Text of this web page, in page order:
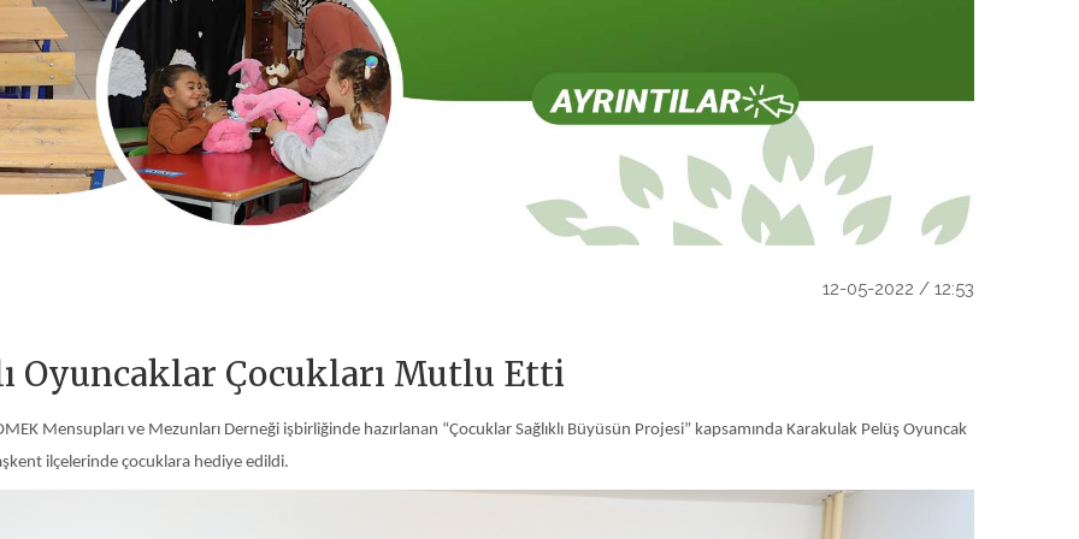
12-05-2022 / 12:53
Oyuncaklar Çocukları Mutlu Etti
Mensupları ve Mezunları Derneği işbirliğinde hazırlanan “Çocuklar Sağlıklı Büyüsün Projesi” kapsamında Karakulak Pelüş Oyuncak
ilçelerinde çocuklara hediye edildi.